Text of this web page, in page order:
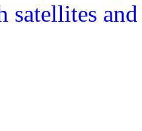
satellites